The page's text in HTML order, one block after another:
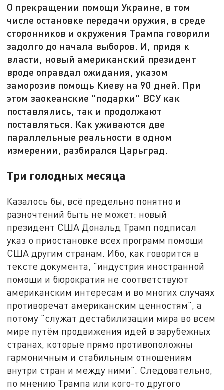
О прекращении помощи Украине, в том
числе остановке передачи оружия, в среде
сторонников и окружения Трампа говорили
задолго до начала выборов. И, придя к
власти, новый американский президент
вроде оправдал ожидания, указом
заморозив помощь Киеву на 90 дней. При
этом заокеанские "подарки" ВСУ как
поставлялись, так и продолжают
поставляться. Как уживаются две
параллельные реальности в одном
измерении, разбирался Царьград.
Три голодных месяца
Казалось бы, всё предельно понятно и
разночтений быть не может: новый
президент США Дональд Трамп подписал
указ о приостановке всех программ помощи
США другим странам. Ибо, как говорится в
тексте документа, "индустрия иностранной
помощи и бюрократия не соответствуют
американским интересам и во многих случаях
противоречат американским ценностям", а
потому "служат дестабилизации мира во всем
мире путём продвижения идей в зарубежных
странах, которые прямо противоположны
гармоничным и стабильным отношениям
внутри стран и между ними". Следовательно,
по мнению Трампа или кого-то другого